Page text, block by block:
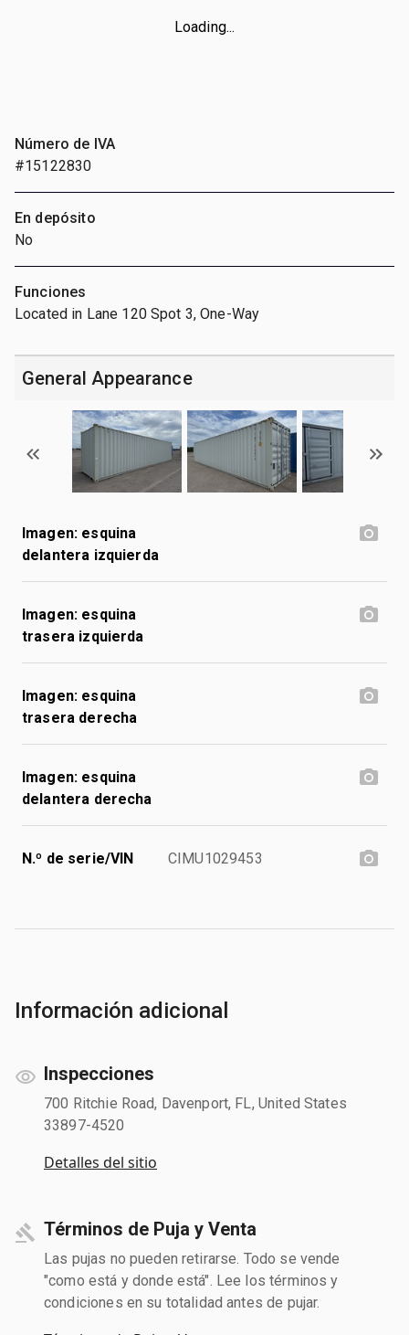
Loading...
Número de IVA
#15122830
En depósito
No
Funciones
Located in Lane 120 Spot 3, One-Way
General Appearance
Imagen: esquina
delantera izquierda
Imagen: esquina
trasera izquierda
Imagen: esquina
trasera derecha
Imagen: esquina
delantera derecha
N.º de serie/VIN CIMU1029453
Información adicional
Inspecciones
700 Ritchie Road, Davenport, FL, United States
33897-4520
Detalles del sitio
Términos de Puja y Venta
Las pujas no pueden retirarse. Todo se vende
"como está y donde está". Lee los términos y
condiciones en su totalidad antes de pujar.